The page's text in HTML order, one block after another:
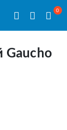
0
Gaucho